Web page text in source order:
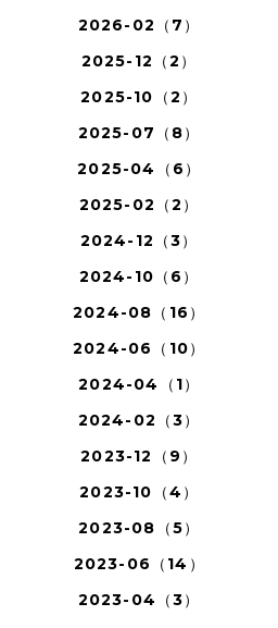
2026-02（7）
2025-12（2）
2025-10（2）
2025-07（8）
2025-04（6）
2025-02（2）
2024-12（3）
2024-10（6）
2024-08（16）
2024-06（10）
2024-04（1）
2024-02（3）
2023-12（9）
2023-10（4）
2023-08（5）
2023-06（14）
2023-04（3）